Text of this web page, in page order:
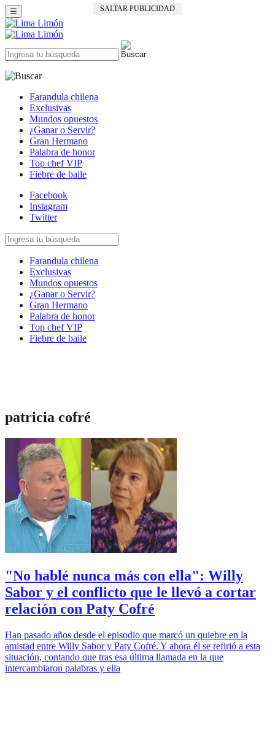
SALTAR PUBLICIDAD
☰
Farandula chilena
Exclusivas
Mundos opuestos
¿Ganar o Servir?
Gran Hermano
Palabra de honor
Top chef VIP
Fiebre de baile
Facebook
Instagram
Twitter
Farandula chilena
Exclusivas
Mundos opuestos
¿Ganar o Servir?
Gran Hermano
Palabra de honor
Top chef VIP
Fiebre de baile
patricia cofré
"No hablé nunca más con ella": Willy
Sabor y el conflicto que le llevó a cortar
relación con Paty Cofré
Han pasado años desde el episodio que marcó un quiebre en la
amistad entre Willy Sabor y Paty Cofré. Y ahora él se refirió a esta
situación, contando que tras esa última llamada en la que
intercambiaron palabras y ella